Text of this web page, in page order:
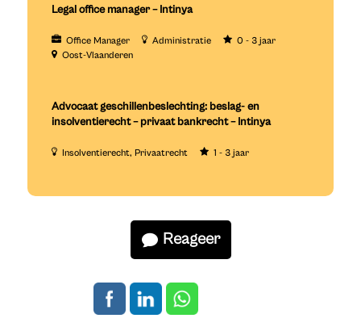
Legal office manager – Intinya
Office Manager Administratie
0 - 3 jaar
Oost-Vlaanderen
Advocaat geschillenbeslechting: beslag- en
insolventierecht – privaat bankrecht – Intinya
Insolventierecht Privaatrecht 1 - 3 jaar
Reageer